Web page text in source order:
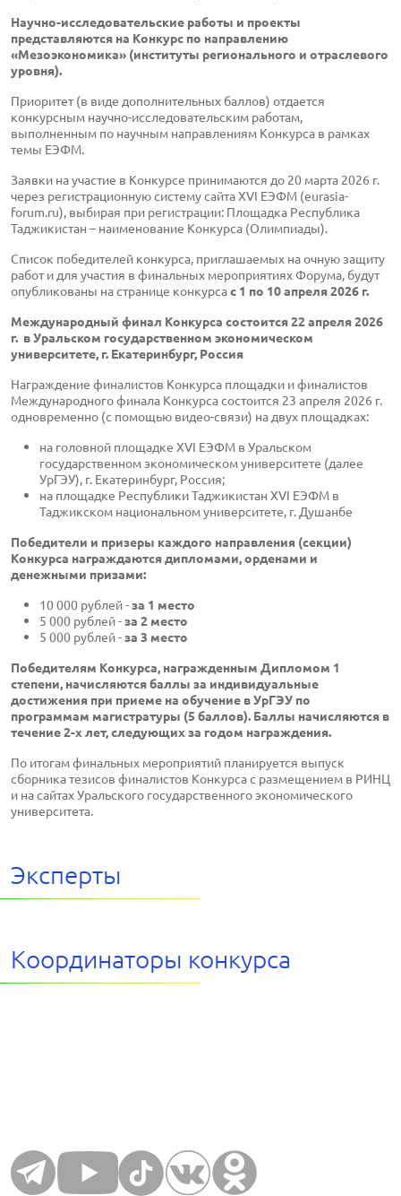
Научно-исследовательские работы и проекты
представляются на Конкурс по направлению
«Мезоэкономика» (институты регионального и отраслевого
уровня).
Приоритет (в виде дополнительных баллов) отдается
конкурсным научно-исследовательским работам,
выполненным по научным направлениям Конкурса в рамках
темы ЕЭФМ.
Заявки на участие в Конкурсе принимаются до 20 марта 2026 г.
через регистрационную систему сайта XVI ЕЭФМ (eurasia-
forum.ru), выбирая при регистрации: Площадка Республика
Таджикистан – наименование Конкурса (Олимпиады).
Список победителей конкурса, приглашаемых на очную защиту
работ и для участия в финальных мероприятиях Форума, будут
опубликованы на странице конкурсаc 1 по 10 апреля 2026 г.
Международный финал Конкурса состоится 22 апреля 2026
г. в Уральском государственном экономическом
университете, г. Екатеринбург, Россия
Награждение финалистов Конкурса площадки и финалистов
Международного финала Конкурса состоится 23 апреля 2026 г.
одновременно (с помощью видео-связи) на двух площадках:
на головной площадке XVI ЕЭФМ в Уральском
государственном экономическом университете (далее
УрГЭУ), г. Екатеринбург, Россия;
на площадке Республики Таджикистан XVI ЕЭФМ в
Таджикском национальном университете, г. Душанбе
Победители и призеры каждого направления (секции)
Конкурса награждаются дипломами, орденами и
денежными призами:
10 000 рублей -за 1 место
5 000 рублей -за 2 место
5 000 рублей -за 3 место
Победителям Конкурса, награжденным Дипломом 1
степени, начисляются баллы за индивидуальные
достижения при приеме на обучение в УрГЭУ по
программам магистратуры (5 баллов). Баллы начисляются в
течение 2-х лет, следующих за годом награждения.
По итогам финальных мероприятий планируется выпуск
сборника тезисов финалистов Конкурса с размещением в РИНЦ
и на сайтах Уральского государственного экономического
университета.
Эксперты
Координаторы конкурса